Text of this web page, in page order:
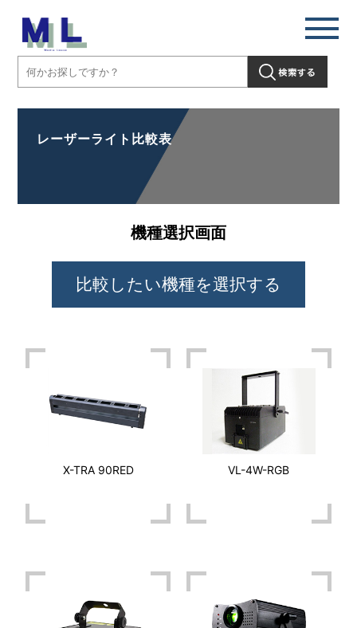
レーザーライト比較表
機種選択画面
X-TRA 90RED VL-4W-RGB